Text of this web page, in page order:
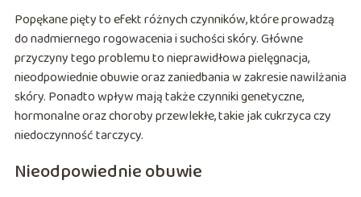
Popękane pięty to efekt różnych czynników, które prowadzą
do nadmiernego rogowacenia i suchości skóry. Główne
przyczyny tego problemu to nieprawidłowa pielęgnacja,
nieodpowiednie obuwie oraz zaniedbania w zakresie nawilżania
skóry. Ponadto wpływ mają także czynniki genetyczne,
hormonalne oraz choroby przewlekłe, takie jak cukrzyca czy
niedoczynność tarczycy.
Nieodpowiednie obuwie